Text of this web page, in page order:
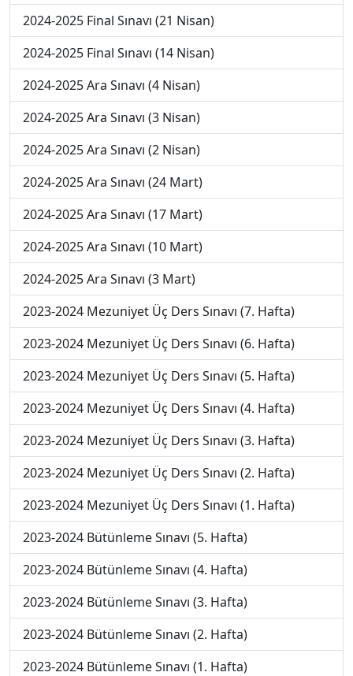
2024-2025 Final Sınavı (21 Nisan)
2024-2025 Final Sınavı (14 Nisan)
2024-2025 Ara Sınavı (4 Nisan)
2024-2025 Ara Sınavı (3 Nisan)
2024-2025 Ara Sınavı (2 Nisan)
2024-2025 Ara Sınavı (24 Mart)
2024-2025 Ara Sınavı (17 Mart)
2024-2025 Ara Sınavı (10 Mart)
2024-2025 Ara Sınavı (3 Mart)
2023-2024 Mezuniyet Üç Ders Sınavı (7. Hafta)
2023-2024 Mezuniyet Üç Ders Sınavı (6. Hafta)
2023-2024 Mezuniyet Üç Ders Sınavı (5. Hafta)
2023-2024 Mezuniyet Üç Ders Sınavı (4. Hafta)
2023-2024 Mezuniyet Üç Ders Sınavı (3. Hafta)
2023-2024 Mezuniyet Üç Ders Sınavı (2. Hafta)
2023-2024 Mezuniyet Üç Ders Sınavı (1. Hafta)
2023-2024 Bütünleme Sınavı (5. Hafta)
2023-2024 Bütünleme Sınavı (4. Hafta)
2023-2024 Bütünleme Sınavı (3. Hafta)
2023-2024 Bütünleme Sınavı (2. Hafta)
2023-2024 Bütünleme Sınavı (1. Hafta)